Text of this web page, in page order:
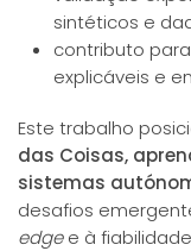
sintéticos e
contributo
explicáveis e
Este trabalho
das Coisas,
sistemas
desafios
edgee à